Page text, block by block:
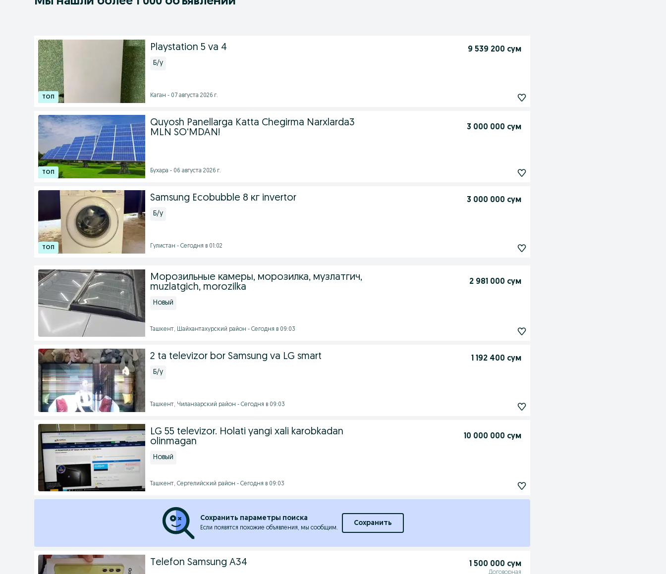
Playstation 5 va 4 9 539 200 сум
Б/у
Каган - 07 августа 2026 г.
Quyosh Panellarga Katta Chegirma Narxlarda3
MLN SO‘MDAN!
3 000 000 сум
Бухара - 06 августа 2026 г.
Samsung Ecobubble 8 кг invertor 3 000 000 сум
Б/у
Гулистан - Сегодня в 01:02
Морозильные камеры, морозилка, музлатгич,
muzlatgich, morozilka
2 981 000 сум
Новый
Ташкент, Шайхантахурский район - Сегодня в 09:03
2 ta televizor bor Samsung va LG smart 1 192 400 сум
Б/у
Ташкент, Чиланзарский район - Сегодня в 09:03
LG 55 televizor. Holati yangi xali karobkadan
olinmagan
10 000 000 сум
Новый
Ташкент, Сергелийский район - Сегодня в 09:03
Сохранить параметры поиска
Если появятся похожие объявления, мы сообщим.
Сохранить
Telefon Samsung A34 1 500 000 сум
Договорная